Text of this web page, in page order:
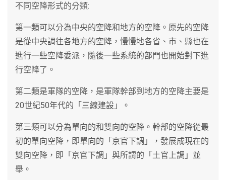
不同空降形式的分類:
第一類可以分為中央的空降和地方的空降。原先的空降
是從中央調往各地方的空降，慢慢地各省、市、縣也在
進行一些空降委派，隨後一些系統的部門也開始對下進
行空降了。
第二類是軍隊的空降，是軍隊幹部到地方的空降主要是
20世紀50年代的「三線建設」。
第三類可以分為單向的和雙向的空降。幹部的空降從最
初的單向空降，即單向的「京官下調」，發展成現在的
雙向空降，即「京官下調」與所謂的「土官上調」並
舉。